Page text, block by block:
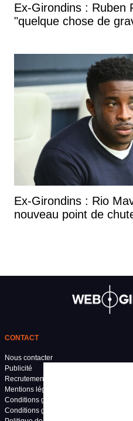
Ex-Girondins : Ruben
"quelque chose de
Ex-Girondins : Rio
nouveau point de
CONTACT
Nous contacter
Publicité
Recrutement
Mentions légales
Conditions générales d'utilisation
Conditions générales de vente